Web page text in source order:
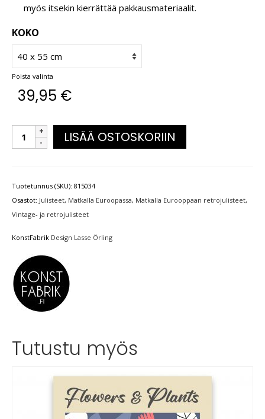
myös itsekin kierrättää pakkausmateriaalit.
KOKO
Poista valinta
39,95 €
LISÄÄ OSTOSKORIIN
Tuotetunnus (SKU): 815034
Osastot: Julisteet, Matkalla Euroopassa, Matkalla Eurooppaan retrojulisteet,
Vintage- ja retrojulisteet
KonstFabrik Design Lasse Örling
Tutustu myös